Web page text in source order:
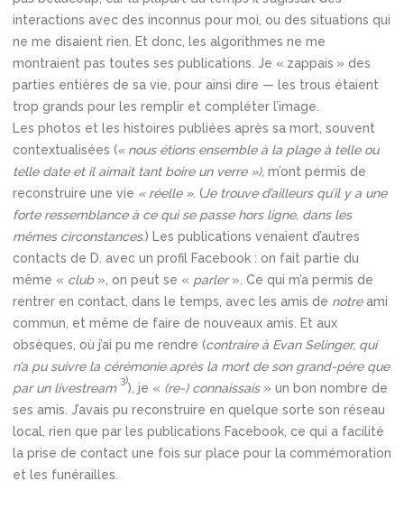
interactions avec des inconnus pour moi, ou des situations qui
ne me disaient rien. Et donc, les algorithmes ne me
montraient pas toutes ses publications. Je « zappais » des
parties entières de sa vie, pour ainsi dire — les trous étaient
trop grands pour les remplir et compléter l’image.
Les photos et les histoires publiées après sa mort, souvent
contextualisées (« nous étions ensemble à la plage à telle ou
telle date et il aimait tant boire un verre »), m’ont permis de
reconstruire une vie « réelle ». (Je trouve d’ailleurs qu’il y a une
forte ressemblance à ce qui se passe hors ligne, dans les
mêmes circonstances.) Les publications venaient d’autres
contacts de D. avec un profil Facebook : on fait partie du
même « club», on peut se « parler». Ce qui m’a permis de
rentrer en contact, dans le temps, avec les amis de notreami
commun, et même de faire de nouveaux amis. Et aux
obsèques, où j’ai pu me rendre (contraire à Evan Selinger, qui
n’a pu suivre la cérémonie après la mort de son grand-père que
par un livestream
3)
), je « (re-) connaissais» un bon nombre de
ses amis. J’avais pu reconstruire en quelque sorte son réseau
local, rien que par les publications Facebook, ce qui a facilité
la prise de contact une fois sur place pour la commémoration
et les funérailles.